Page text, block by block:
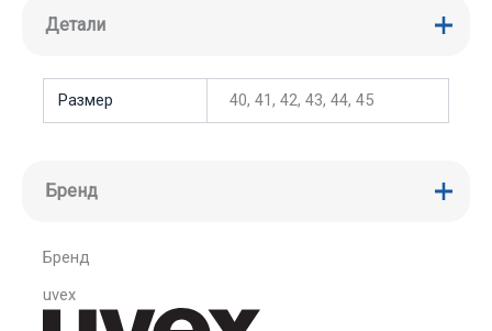
Детали
Размер 40, 41, 42, 43, 44, 45
Бренд
Бренд
uvex